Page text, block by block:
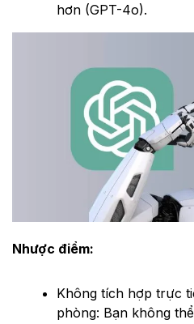
hơn (GPT-4o).
Nhược điểm:
Không tích hợp trực
phòng: Bạn không